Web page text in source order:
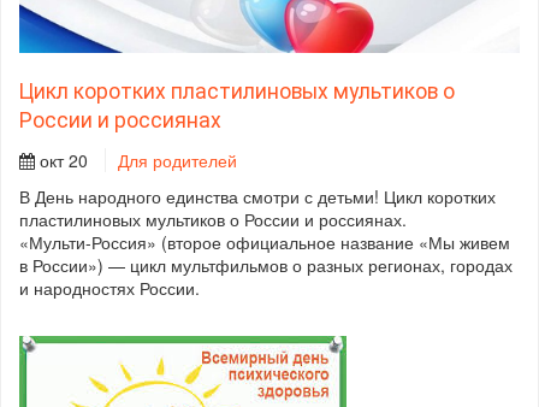
Цикл коротких пластилиновых мультиков о
России и россиянах
окт 20
Для родителей
В День народного единства смотри с детьми! Цикл коротких
пластилиновых мультиков о России и россиянах.
«Мульти-Россия» (второе официальное название «Мы живем
в России») — цикл мультфильмов о разных регионах, городах
и народностях России.